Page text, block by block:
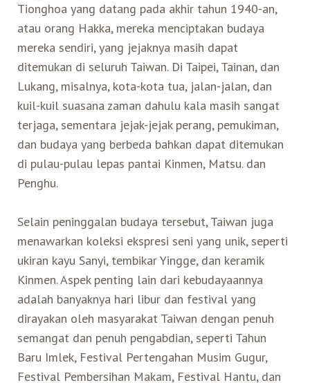
Tionghoa yang datang pada akhir tahun 1940-an,
atau orang Hakka, mereka menciptakan budaya
mereka sendiri, yang jejaknya masih dapat
ditemukan di seluruh Taiwan. Di Taipei, Tainan, dan
Lukang, misalnya, kota-kota tua, jalan-jalan, dan
kuil-kuil suasana zaman dahulu kala masih sangat
terjaga, sementara jejak-jejak perang, pemukiman,
dan budaya yang berbeda bahkan dapat ditemukan
di pulau-pulau lepas pantai Kinmen, Matsu. dan
Penghu.
Selain peninggalan budaya tersebut, Taiwan juga
menawarkan koleksi ekspresi seni yang unik, seperti
ukiran kayu Sanyi, tembikar Yingge, dan keramik
Kinmen. Aspek penting lain dari kebudayaannya
adalah banyaknya hari libur dan festival yang
dirayakan oleh masyarakat Taiwan dengan penuh
semangat dan penuh pengabdian, seperti Tahun
Baru Imlek, Festival Pertengahan Musim Gugur,
Festival Pembersihan Makam, Festival Hantu, dan